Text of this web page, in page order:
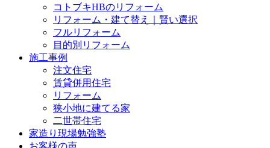
コトブキHBのリフォーム
リフォーム・建て替え｜賢い選択
フルリフォーム
目的別リフォーム
施工事例
注文住宅
賃貸併用住宅
リフォーム
狭小地に建てる家
二世帯住宅
家造り現場勉強塾
お客様の声